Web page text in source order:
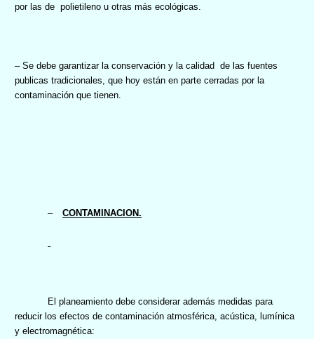
por las de polietileno u otras más ecológicas.
– Se debe garantizar la conservación y la calidad de las fuentes
publicas tradicionales, que hoy están en parte cerradas por la
contaminación que tienen.
– CONTAMINACION.
El planeamiento debe considerar además medidas para
reducir los efectos de contaminación atmosférica, acústica, lumínica
y electromagnética: